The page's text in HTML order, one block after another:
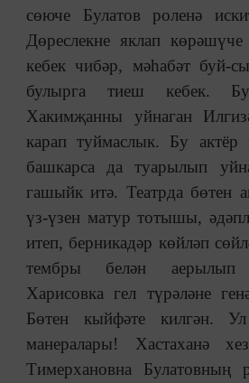
сөюче Булатов роленә
Дөреслекне яклап
кебек чибәр, мәһабәт буй-
булырга тиеш кебек.
Хакимҗанны уйнаган
карап туймаслык. Бу актёр
башкарса да туарылып
гашыйк итә. Театрда бөтен
үз-үзен матур тотышы,
итеп, берникадәр көйләп
тембры белән аерылып
Харисовка гел түрәләне
Бөтен кыйфәте килгән.
манералары! Хастаханә
Тимерхановна Булатовның